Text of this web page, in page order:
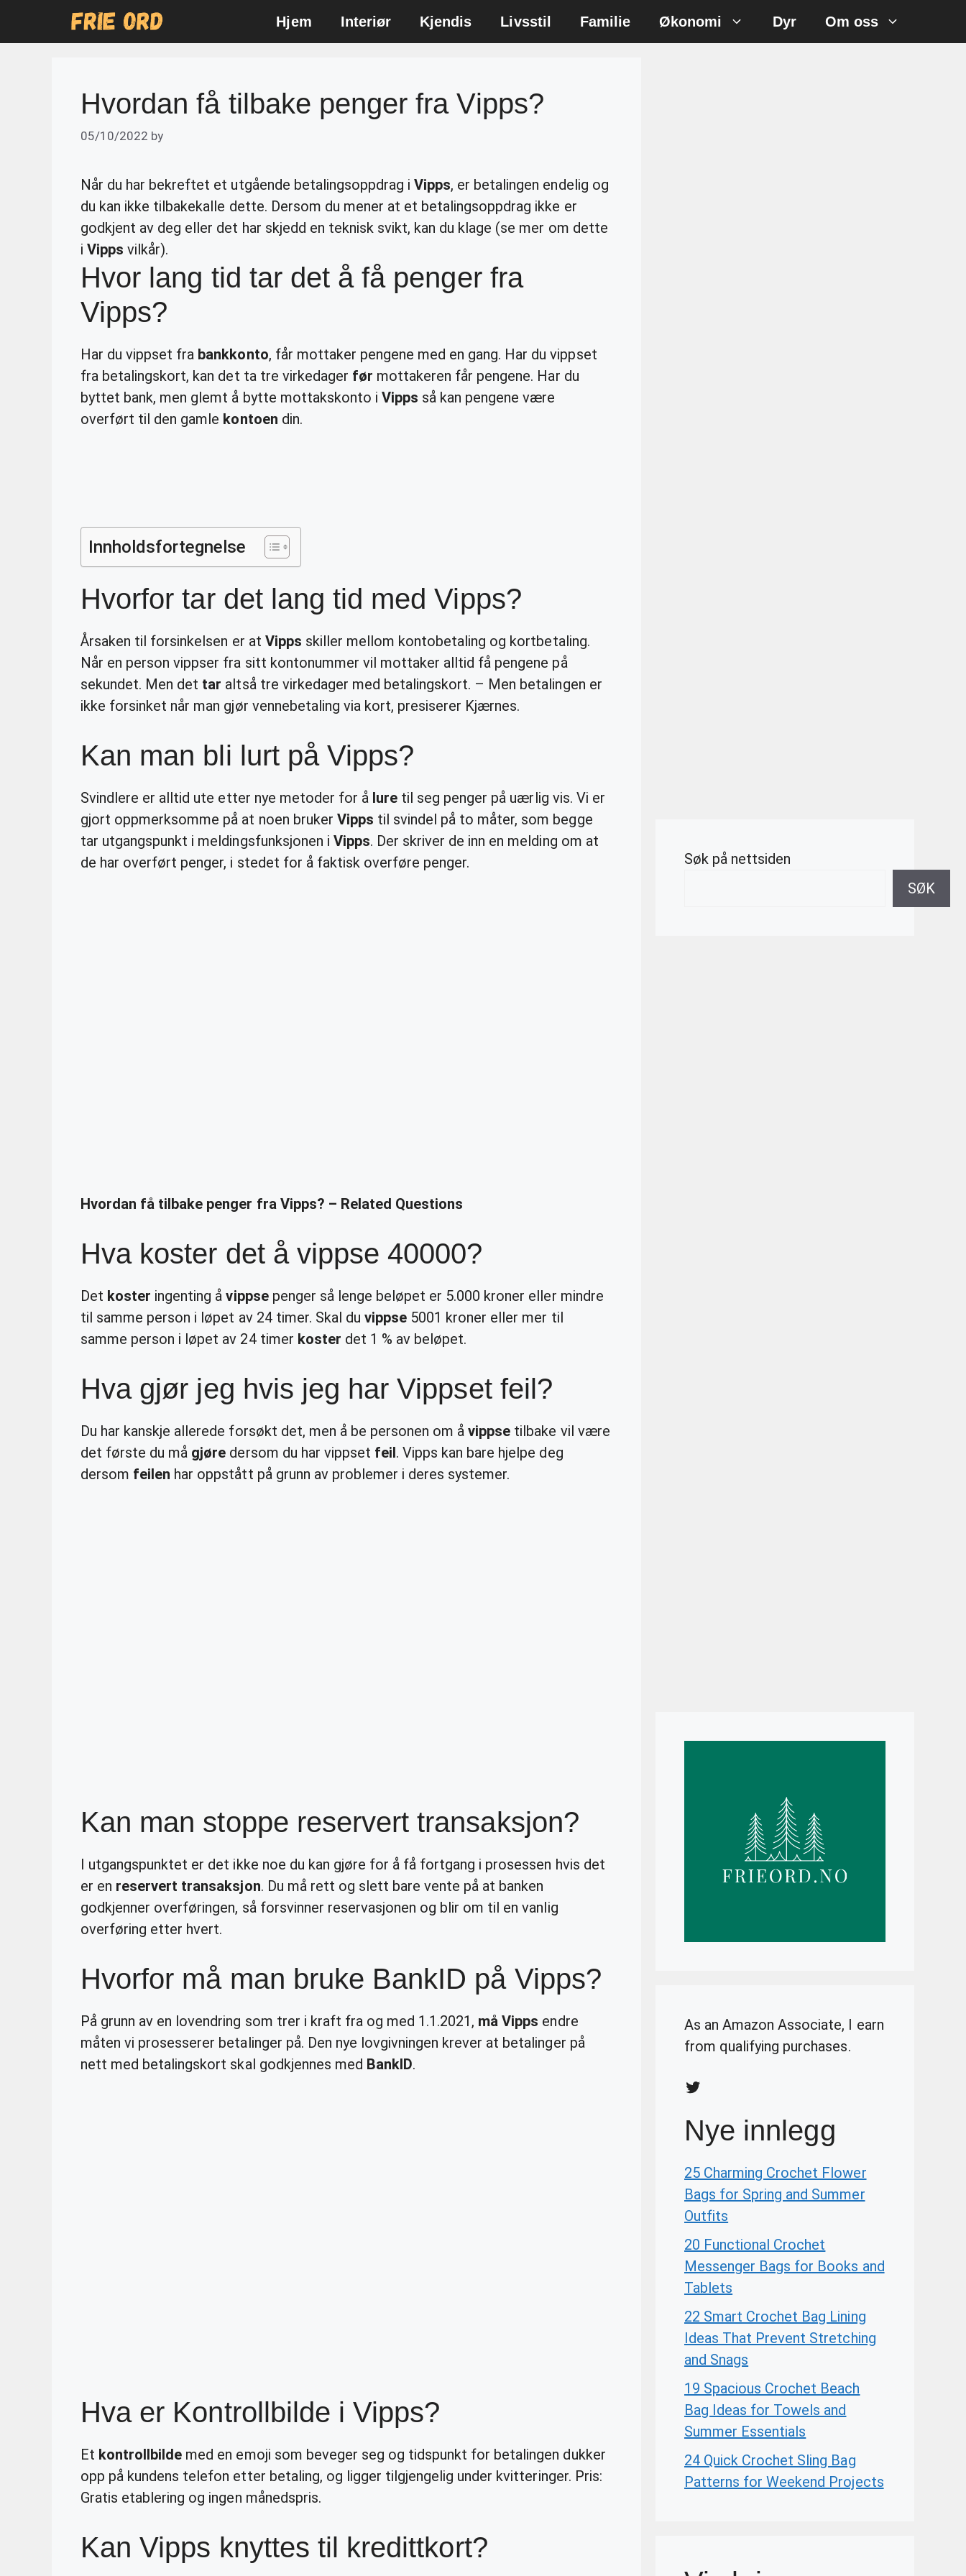
Hjem Interiør Kjendis Livsstil Familie Økonomi Dyr Om oss
Hvordan få tilbake penger fra Vipps?
05/10/2022 by
Når du har bekreftet et utgående betalingsoppdrag iVipps, er betalingen endelig og
du kan ikke tilbakekalle dette. Dersom du mener at et betalingsoppdrag ikke er
godkjent av deg eller det har skjedd en teknisk svikt, kan du klage (se mer om dette
iVipps vilkår).
Hvor lang tid tar det å få penger fra
Vipps?
Har du vippset fra bankkonto, får mottaker pengene med en gang. Har du vippset
fra betalingskort, kan det ta tre virkedager før mottakeren får pengene. Har du
byttet bank, men glemt å bytte mottakskonto i Vipps så kan pengene være
overført til den gamle kontoen din.
Innholdsfortegnelse
Hvorfor tar det lang tid med Vipps?
Årsaken til forsinkelsen er at Vipps skiller mellom kontobetaling og kortbetaling.
Når en person vippser fra sitt kontonummer vil mottaker alltid få pengene på
sekundet. Men det tar altså tre virkedager med betalingskort. – Men betalingen er
ikke forsinket når man gjør vennebetaling via kort, presiserer Kjærnes.
Kan man bli lurt på Vipps?
Svindlere er alltid ute etter nye metoder for å lure til seg penger på uærlig vis. Vi er
gjort oppmerksomme på at noen bruker Vipps til svindel på to måter, som begge
tar utgangspunkt i meldingsfunksjonen i Vipps. Der skriver de inn en melding om at
de har overført penger, i stedet for å faktisk overføre penger.
Hvordan få tilbake penger fra Vipps? – Related Questions
Hva koster det å vippse 40000?
Det koster ingenting åvippsepenger så lenge beløpet er 5.000 kroner eller mindre
til samme person i løpet av 24 timer. Skal du vippse 5001 kroner eller mer til
samme person i løpet av 24 timer koster det 1 % av beløpet.
Hva gjør jeg hvis jeg har Vippset feil?
Du har kanskje allerede forsøkt det, men å be personen om åvippse tilbake vil være
det første du må gjøre dersom du har vippset feil. Vipps kan bare hjelpe deg
dersom feilen har oppstått på grunn av problemer i deres systemer.
Kan man stoppe reservert transaksjon?
I utgangspunktet er det ikke noe du kan gjøre for å få fortgang i prosessen hvis det
er en reservert transaksjon. Du må rett og slett bare vente på at banken
godkjenner overføringen, så forsvinner reservasjonen og blir om til en vanlig
overføring etter hvert.
Hvorfor må man bruke BankID på Vipps?
På grunn av en lovendring som trer i kraft fra og med 1.1.2021, må Vipps endre
måten vi prosesserer betalinger på. Den nye lovgivningen krever at betalinger på
nett med betalingskort skal godkjennes med BankID.
Hva er Kontrollbilde i Vipps?
Et kontrollbilde med en emoji som beveger seg og tidspunkt for betalingen dukker
opp på kundens telefon etter betaling, og ligger tilgjengelig under kvitteringer. Pris:
Gratis etablering og ingen månedspris.
Kan Vipps knyttes til kredittkort?
Søk på nettsiden
SØK
As an Amazon Associate, I earn
from qualifying purchases.
Twitter
Nye innlegg
25 Charming Crochet Flower
Bags for Spring and Summer
Outfits
20 Functional Crochet
Messenger Bags for Books and
Tablets
22 Smart Crochet Bag Lining
Ideas That Prevent Stretching
and Snags
19 Spacious Crochet Beach
Bag Ideas for Towels and
Summer Essentials
24 Quick Crochet Sling Bag
Patterns for Weekend Projects